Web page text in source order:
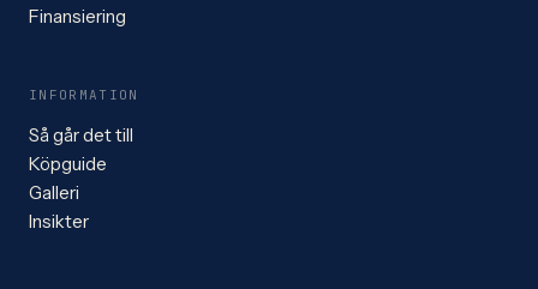
Finansiering
INFORMATION
Så går det till
Köpguide
Galleri
Insikter